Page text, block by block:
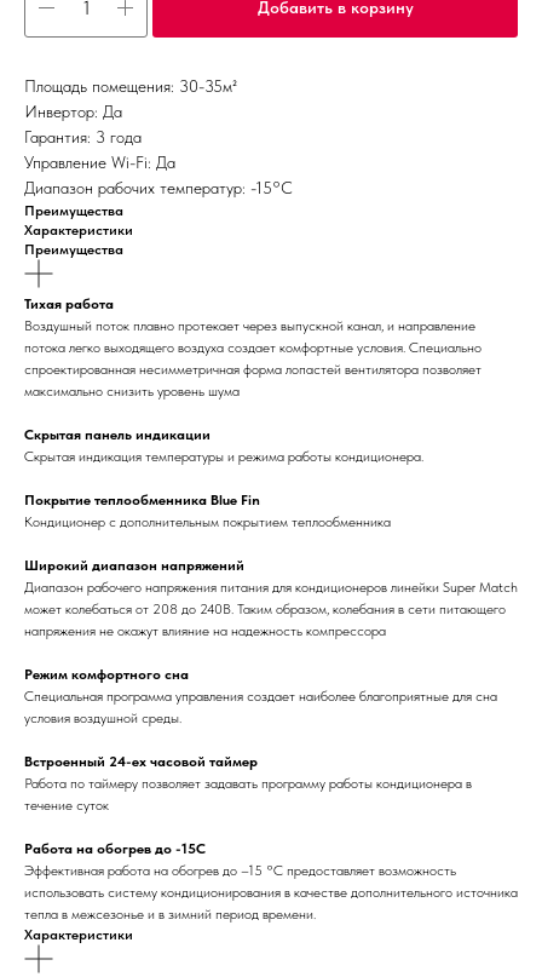
Добавить в корзину
Площадь помещения: 30-35м²
Инвертор: Да
Гарантия: 3 года
Управление Wi-Fi: Да
Диапазон рабочих температур: -15°С
Преимущества
Характеристики
Преимущества
Тихая работа
Воздушный поток плавно протекает через выпускной канал, и направление
потока легко выходящего воздуха создает комфортные условия. Специально
спроектированная несимметричная форма лопастей вентилятора позволяет
максимально снизить уровень шума
Скрытая панель индикации
Скрытая индикация температуры и режима работы кондиционера.
Покрытие теплообменника Blue Fin
Кондиционер с дополнительным покрытием теплообменника
Широкий диапазон напряжений
Диапазон рабочего напряжения питания для кондиционеров линейки Super Match
может колебаться от 208 до 240В. Таким образом, колебания в сети питающего
напряжения не окажут влияние на надежность компрессора
Режим комфортного сна
Специальная программа управления создает наиболее благоприятные для сна
условия воздушной среды.
Встроенный 24-ех часовой таймер
Работа по таймеру позволяет задавать программу работы кондиционера в
течение суток
Работа на обогрев до -15С
Эффективная работа на обогрев до –15 °С предоставляет возможность
использовать систему кондиционирования в качестве дополнительного источника
тепла в межсезонье и в зимний период времени.
Характеристики